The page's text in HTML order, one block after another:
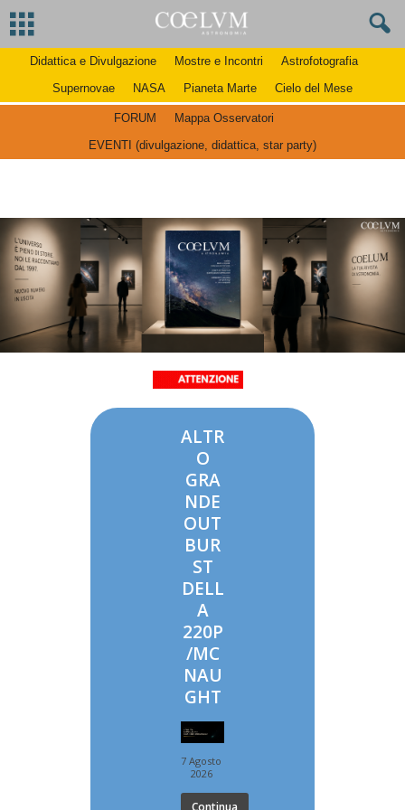
Didattica e Divulgazione Mostre e Incontri
Astrofotografia
Supernovae
NASA Pianeta Marte Cielo del Mese
FORUM
Mappa Osservatori
EVENTI (divulgazione, didattica, star party)
ALTR
O
GRA
NDE
OUT
BUR
ST
DELL
A
220P
/MC
NAU
GHT
7 Agosto
2026
Continua